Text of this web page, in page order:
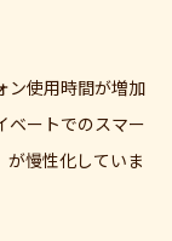
ン使用時間が増加
ベートでのスマー
が慢性化していま